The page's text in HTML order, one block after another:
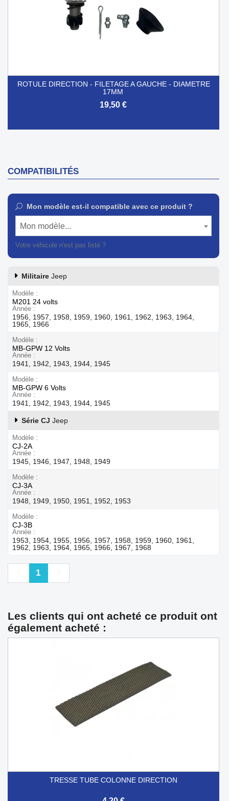
ROTULE DIRECTION - FILETAGE A GAUCHE - DIAMETRE
17MM
19,50 €
COMPATIBILITÉS
Mon modèle est-il compatible avec ce produit ?
Mon modèle...
Votre véhicule n'est pas listé ?
Militaire Jeep
Modèle
M201 24 volts
Année
1956, 1957, 1958, 1959, 1960, 1961, 1962, 1963, 1964,
1965, 1966
Modèle
MB-GPW 12 Volts
Année
1941, 1942, 1943, 1944, 1945
Modèle
MB-GPW 6 Volts
Année
1941, 1942, 1943, 1944, 1945
Série CJ Jeep
Modèle
CJ-2A
Année
1945, 1946, 1947, 1948, 1949
Modèle
CJ-3A
Année
1948, 1949, 1950, 1951, 1952, 1953
Modèle
CJ-3B
Année
1953, 1954, 1955, 1956, 1957, 1958, 1959, 1960, 1961,
1962, 1963, 1964, 1965, 1966, 1967, 1968
Précédent
1
Les clients qui ont acheté ce produit ont
également acheté :
TRESSE TUBE COLONNE DIRECTION